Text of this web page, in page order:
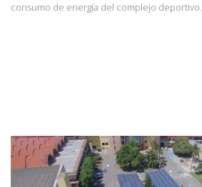
consumo de energía del complejo deportivo.